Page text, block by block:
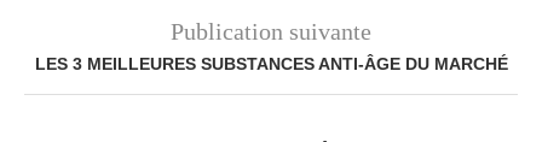
Publication suivante
LES 3 MEILLEURES SUBSTANCES ANTI-ÂGE DU MARCHÉ